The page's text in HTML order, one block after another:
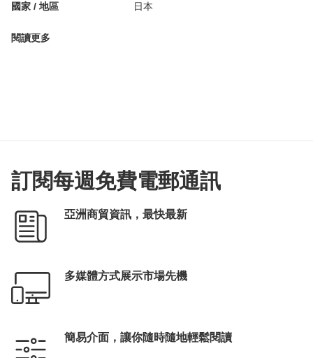
國家 / 地區 日本
閱讀更多
訂閱每週免費電郵通訊
亞洲商貿資訊，最快最新
多媒體方式展示市場先機
簡易介面，讓你隨時隨地輕鬆閱讀